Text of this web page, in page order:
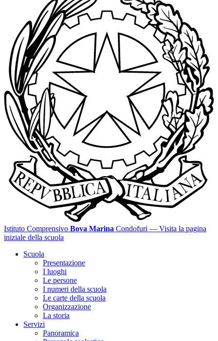
Istituto Comprensivo Bova Marina Condofuri — Visita la pagina
iniziale della scuola
Scuola
Presentazione
I luoghi
Le persone
I numeri della scuola
Le carte della scuola
Organizzazione
La storia
Servizi
Panoramica